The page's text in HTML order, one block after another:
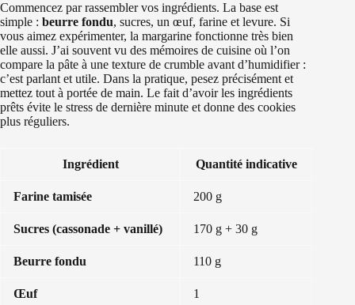
Commencez par rassembler vos ingrédients. La base est
simple : beurre fondu, sucres, un œuf, farine et levure. Si
vous aimez expérimenter, la margarine fonctionne très bien
elle aussi. J’ai souvent vu des mémoires de cuisine où l’on
compare la pâte à une texture de crumble avant d’humidifier :
c’est parlant et utile. Dans la pratique, pesez précisément et
mettez tout à portée de main. Le fait d’avoir les ingrédients
prêts évite le stress de dernière minute et donne des cookies
plus réguliers.
Ingrédient Quantité indicative
Farine tamisée 200 g
Sucres (cassonade + vanillé) 170 g + 30 g
Beurre fondu 110 g
Œuf 1